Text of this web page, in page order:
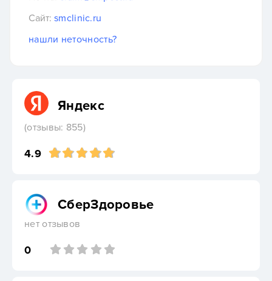
Сайт: smclinic.ru
нашли неточность?
Яндекс
(отзывы: 855)
4.9
СберЗдоровье
нет отзывов
0